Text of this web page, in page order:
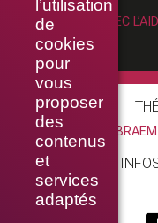
l’utilisation
de
cookies
pour
vous
proposer
des
contenus
et
services
adaptés
RÉALISÉ AVEC
RUE